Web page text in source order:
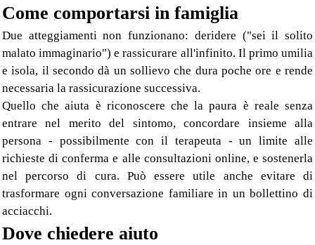
Come comportarsi in famiglia
Due atteggiamenti non funzionano: deridere ("sei il solito
malato immaginario") e rassicurare all'infinito. Il primo umilia
e isola, il secondo dà un sollievo che dura poche ore e rende
necessaria la rassicurazione successiva.
Quello che aiuta è riconoscere che la paura è reale senza
entrare nel merito del sintomo, concordare insieme alla
persona - possibilmente con il terapeuta - un limite alle
richieste di conferma e alle consultazioni online, e sostenerla
nel percorso di cura. Può essere utile anche evitare di
trasformare ogni conversazione familiare in un bollettino di
acciacchi.
Dove chiedere aiuto